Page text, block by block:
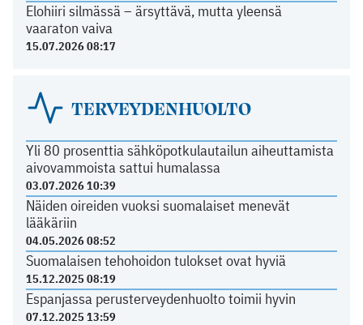
Elohiiri silmässä – ärsyttävä, mutta yleensä
vaaraton vaiva
15.07.2026 08:17
TERVEYDENHUOLTO
Yli 80 prosenttia sähköpotkulautailun aiheuttamista
aivovammoista sattui humalassa
03.07.2026 10:39
Näiden oireiden vuoksi suomalaiset menevät
lääkäriin
04.05.2026 08:52
Suomalaisen tehohoidon tulokset ovat hyviä
15.12.2025 08:19
Espanjassa perusterveydenhuolto toimii hyvin
07.12.2025 13:59